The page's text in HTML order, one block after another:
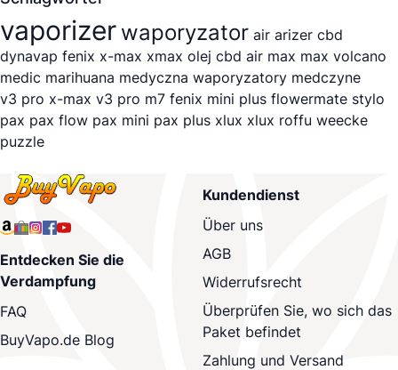
vaporizer waporyzator air arizer cbd
dynavap fenix x-max xmax olej cbd air max max volcano
medic marihuana medyczna waporyzatory medczyne
v3 pro x-max v3 pro m7 fenix mini plus flowermate stylo
pax pax flow pax mini pax plus xlux xlux roffu weecke
puzzle
Entdecken Sie die
Verdampfung
FAQ
BuyVapo.de Blog
Kundendienst
Über uns
AGB
Widerrufsrecht
Überprüfen Sie, wo sich das
Paket befindet
Zahlung und Versand